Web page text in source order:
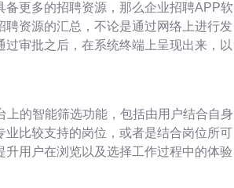
更多的招聘资源，那么企业招聘APP软
资源的汇总，不论是通过网络上进行发
审批之后，在系统终端上呈现出来，以
的智能筛选功能，包括由用户结合自身
比较支持的岗位，或者是结合岗位所可
用户在浏览以及选择工作过程中的体验